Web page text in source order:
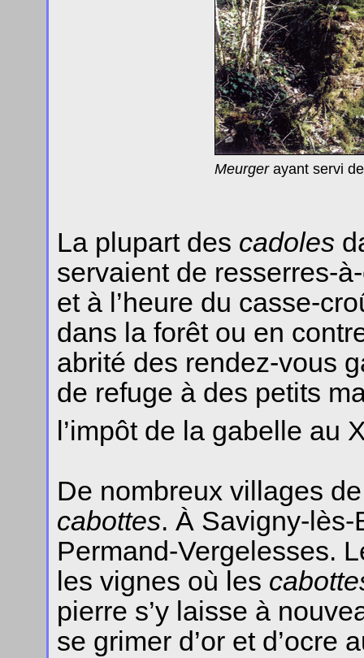
Meurgerayant servi
La plupart des cadoles
servaient de resserres-
et à l’heure du casse-
dans la forêt ou en
abrité des rendez-vous
de refuge à des petits
l’impôt de la gabelle au
De nombreux villages
cabottes. À Savigny-
Permand-Vergelesses.
les vignes où les
pierre s’y laisse à
se grimer d’or et d’ocre